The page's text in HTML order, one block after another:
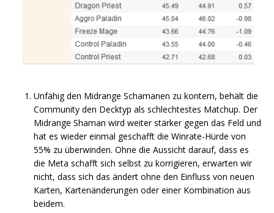
Unfähig den Midrange Schamanen zu kontern, behält die
Community den Decktyp als schlechtestes Matchup. Der
Midrange Shaman wird weiter stärker gegen das Feld und
hat es wieder einmal geschafft die Winrate-Hürde von
55% zu überwinden. Ohne die Aussicht darauf, dass es
die Meta schafft sich selbst zu korrigieren, erwarten wir
nicht, dass sich das ändert ohne den Einfluss von neuen
Karten, Kartenänderungen oder einer Kombination aus
beidem.